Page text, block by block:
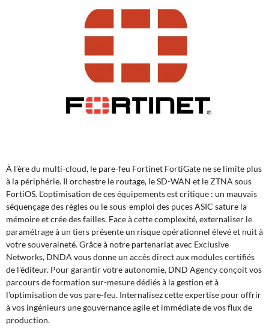
À l’ère du multi-cloud, le pare-feu Fortinet FortiGate ne se limite plus
à la périphérie. Il orchestre le routage, le SD-WAN et le ZTNA sous
FortiOS. L’optimisation de ces équipements est critique : un mauvais
séquençage des règles ou le sous-emploi des puces ASIC sature la
mémoire et crée des failles. Face à cette complexité, externaliser le
paramétrage à un tiers présente un risque opérationnel élevé et nuit à
votre souveraineté. Grâce à notre partenariat avec Exclusive
Networks, DNDA vous donne un accès direct aux modules certifiés
de l’éditeur. Pour garantir votre autonomie, DND Agency conçoit vos
parcours de formation sur-mesure dédiés à la gestion et à
l’optimisation de vos pare-feu. Internalisez cette expertise pour offrir
à vos ingénieurs une gouvernance agile et immédiate de vos flux de
production.